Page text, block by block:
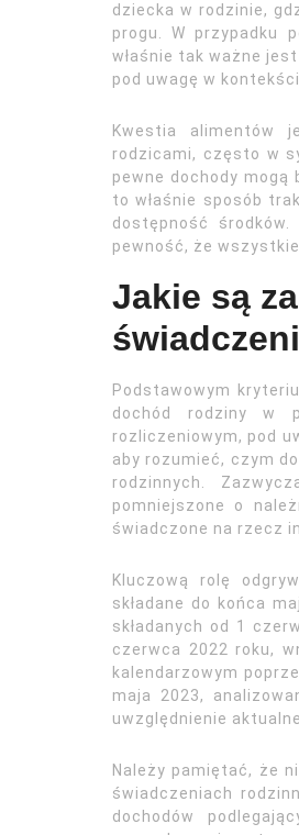
dziecka w rodzinie,
progu. W przypadku
właśnie tak ważne
pod uwagę w
Kwestia alimentów
rodzicami, często w
pewne dochody mogą
to właśnie sposób
dostępność
pewność, że
Jakie są
Podstawowym
dochód rodziny w
rozliczeniowym, pod
aby rozumieć, czym
rodzinnych.
pomniejszone o
świadczone na rzecz
Kluczową rolę
składane do końca
składanych od 1
czerwca 2022 roku,
kalendarzowym
maja 2023,
uwzględnienie
Należy pamiętać, że
świadczeniach
dochodów